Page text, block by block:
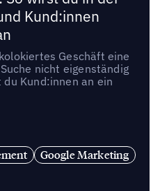
Kund:innen
Geschäft eine
nicht eigenständig
Kund:innen an ein
Google Marketing